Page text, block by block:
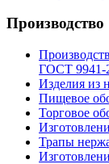
Производство
ГОСТ 9941-
Изделия из
Пищевое
Торговое
Трапы